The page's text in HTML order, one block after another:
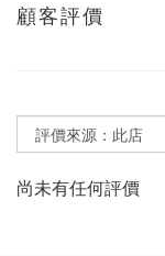
顧客評價
尚未有任何評價